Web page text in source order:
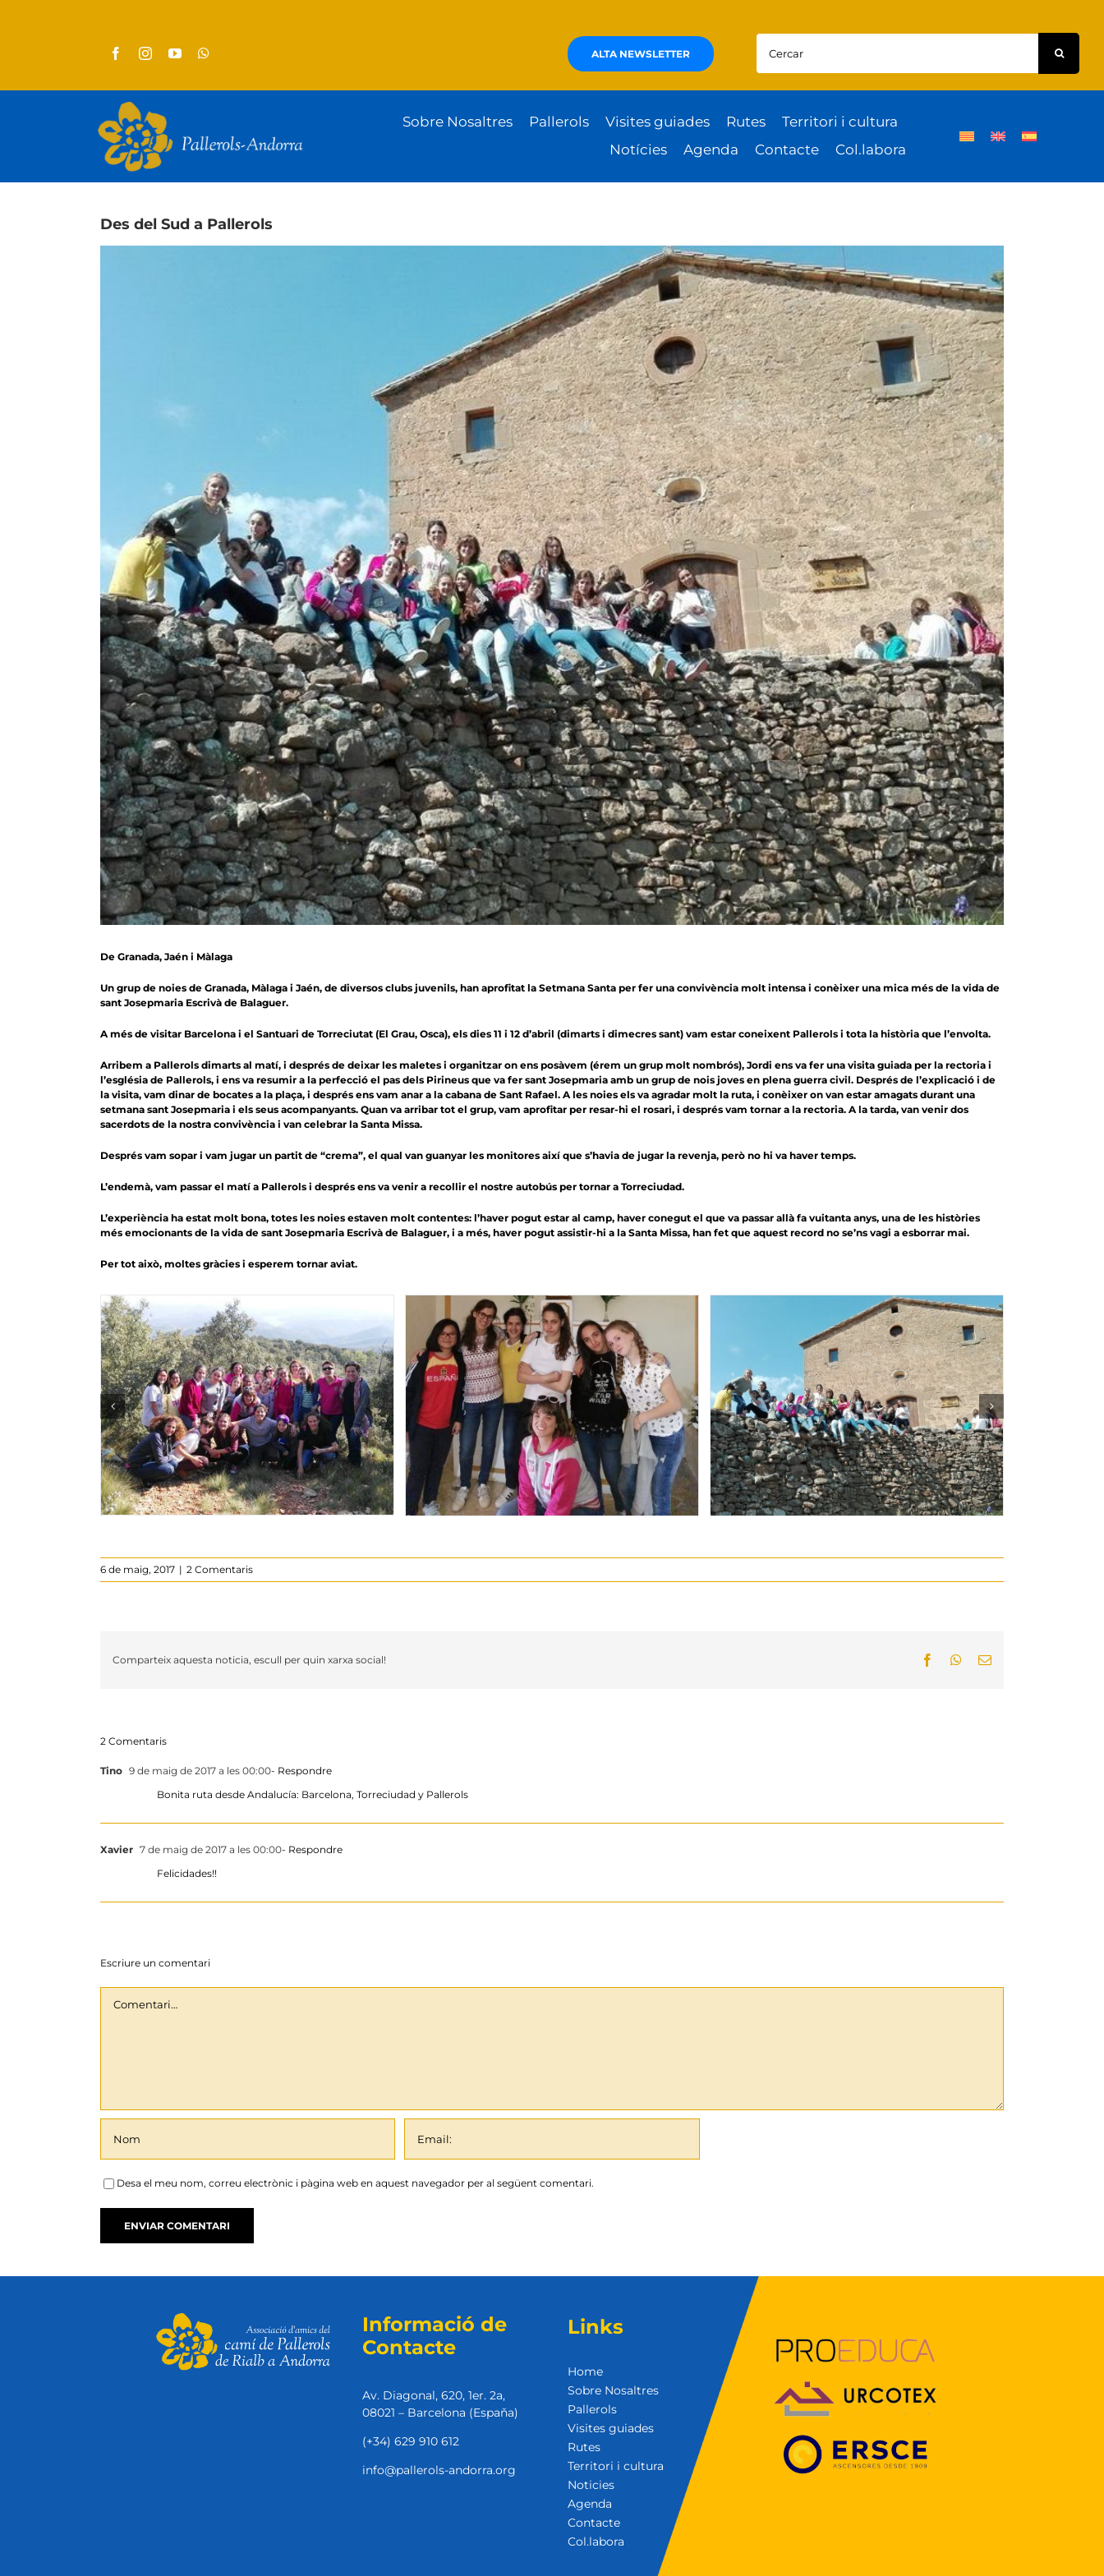
ALTA NEWSLETTER
Cercar:
Sobre Nosaltres Pallerols Visites guiades Rutes
Territori i cultura
Notícies
Agenda Contacte Col.labora
Des del Sud a Pallerols
De Granada, Jaén i Màlaga
Un grup de noies de Granada, Màlaga i Jaén, de diversos clubs juvenils, han aprofitat la Setmana Santa per fer una convivència molt intensa i conèixer una mica més de la vida de
sant Josepmaria Escrivà de Balaguer.
A més de visitar Barcelona ​​i el Santuari de Torreciutat (El Grau, Osca), els dies 11 i 12 d’abril (dimarts i dimecres sant) vam estar coneixent Pallerols i tota la història que l’envolta.
Arribem a Pallerols dimarts al matí, i després de deixar les maletes i organitzar on ens posàvem (érem un grup molt nombrós), Jordi ens va fer una visita guiada per la rectoria i
l’església de Pallerols, i ens va resumir a la perfecció el pas dels Pirineus que va fer sant Josepmaria amb un grup de nois joves en plena guerra civil. Després de l’explicació i de
la visita, vam dinar de bocates a la plaça, i després ens vam anar a la cabana de Sant Rafael. A les noies els va agradar molt la ruta, i conèixer on van estar amagats durant una
setmana sant Josepmaria i els seus acompanyants. Quan va arribar tot el grup, vam aprofitar per resar-hi el rosari, i després vam tornar a la rectoria. A la tarda, van venir dos
sacerdots de la nostra convivència i van celebrar la Santa Missa.
Després vam sopar i vam jugar un partit de “crema”, el qual van guanyar les monitores així que s’havia de jugar la revenja, però no hi va haver temps.
L’endemà, vam passar el matí a Pallerols i després ens va venir a recollir el nostre autobús per tornar a Torreciudad.
L’experiència ha estat molt bona, totes les noies estaven molt contentes: l’haver pogut estar al camp, haver conegut el que va passar allà fa vuitanta anys, una de les històries
més emocionants de la vida de sant Josepmaria Escrivà de Balaguer, i a més, haver pogut assistir-hi a la Santa Missa, han fet que aquest record no se’ns vagi a esborrar mai.
Per tot això, moltes gràcies i esperem tornar aviat.
6 de maig, 2017 | 2 Comentaris
Comparteix aquesta noticia, escull per quin xarxa social! FacebookWhatsApp
Email:
2 Comentaris
Tino 9 de maig de 2017 a les 00:00- Respondre
Bonita ruta desde Andalucía: Barcelona, Torreciudad y Pallerols
Xavier 7 de maig de 2017 a les 00:00- Respondre
Felicidades!!
Escriure un comentari
Desa el meu nom, correu electrònic i pàgina web en aquest navegador per al següent comentari.
Informació de
Contacte
Av. Diagonal, 620, 1er. 2a,
08021 – Barcelona (Espaňa)
(+34) 629 910 612
info@pallerols-andorra.org
Links
Home
Sobre Nosaltres
Pallerols
Visites guiades
Rutes
Territori i cultura
Noticies
Agenda
Contacte
Col.labora